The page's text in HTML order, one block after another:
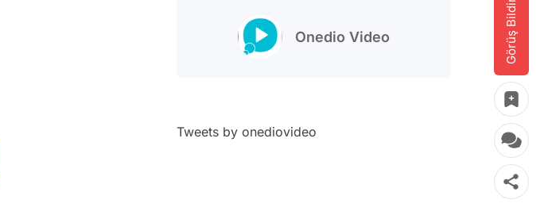
Görüş Bildir
Onedio Video
Tweets by onediovideo